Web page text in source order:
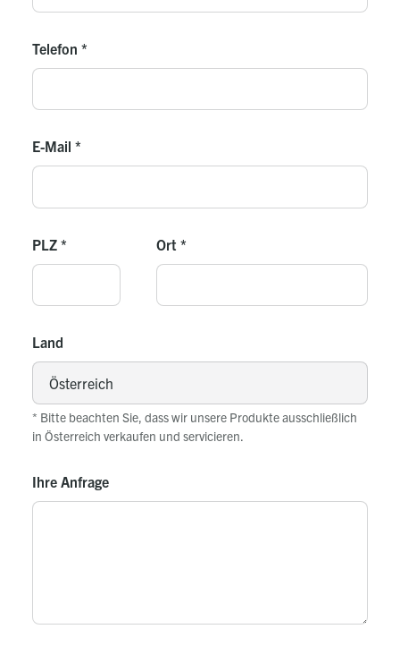
Telefon *
E-Mail *
PLZ * Ort *
Land
* Bitte beachten Sie, dass wir unsere Produkte ausschließlich
in Österreich verkaufen und servicieren.
Ihre Anfrage